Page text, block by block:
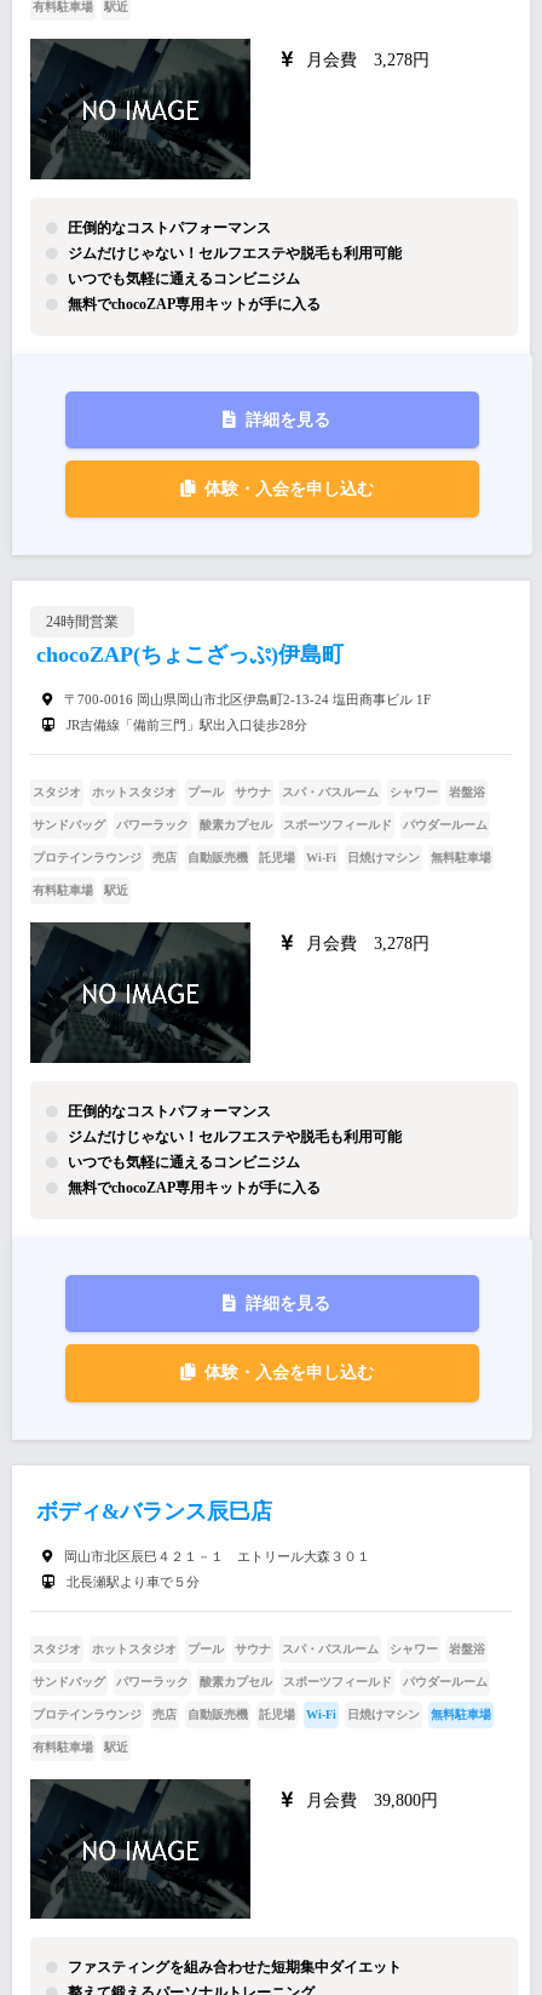
有料駐車場 駅近
月会費 3,278円
圧倒的なコストパフォーマンス
ジムだけじゃない！セルフエステや脱毛も利用可能
いつでも気軽に通えるコンビニジム
無料でchocoZAP専用キットが手に入る
詳細を見る
体験・入会を申し込む
24時間営業
chocoZAP(ちょこざっぷ)伊島町
〒700-0016 岡山県岡山市北区伊島町2-13-24 塩田商事ビル 1F
JR吉備線「備前三門」駅出入口徒歩28分
スタジオ ホットスタジオ プール サウナ スパ・バスルーム シャワー 岩盤浴
サンドバッグ パワーラック 酸素カプセル スポーツフィールド パウダールーム
プロテインラウンジ 売店 自動販売機 託児場 Wi-Fi 日焼けマシン 無料駐車場
有料駐車場 駅近
月会費 3,278円
圧倒的なコストパフォーマンス
ジムだけじゃない！セルフエステや脱毛も利用可能
いつでも気軽に通えるコンビニジム
無料でchocoZAP専用キットが手に入る
詳細を見る
体験・入会を申し込む
ボディ&バランス辰巳店
岡山市北区辰巳４２１－１ エトリール大森３０１
北長瀬駅より車で５分
スタジオ ホットスタジオ プール サウナ スパ・バスルーム シャワー 岩盤浴
サンドバッグ パワーラック 酸素カプセル スポーツフィールド パウダールーム
プロテインラウンジ 売店 自動販売機 託児場 Wi-Fi 日焼けマシン 無料駐車場
有料駐車場 駅近
月会費 39,800円
ファスティングを組み合わせた短期集中ダイエット